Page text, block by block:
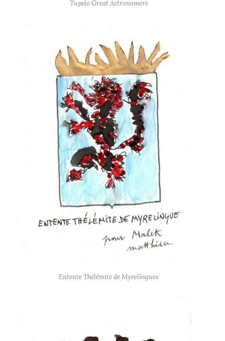
Tupelo Great Astronomers
Entente Thélémite de Myrelingues